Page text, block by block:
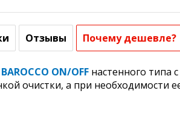
Отзывы Почему дешевле?
BAROCCO ON/OFF настенного типа
очистки, а при необходимости